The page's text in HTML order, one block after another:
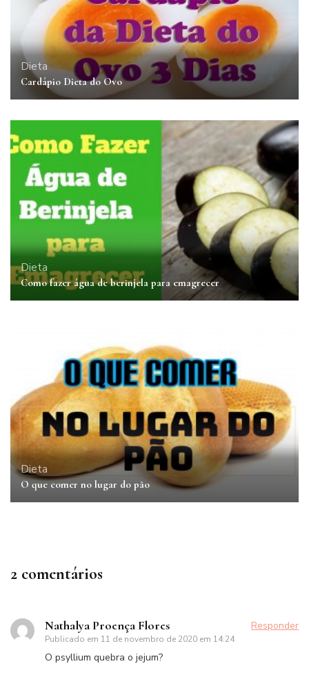
Dieta
Cardápio Dieta do Ovo
Dieta
Como fazer água de berinjela para emagrecer
Dieta
O que comer no lugar do pão
2 comentários
Nathalya Proença Flores
Publicado em 11 de novembro de 2020 em 14:24
Responder
O psyllium quebra o jejum?